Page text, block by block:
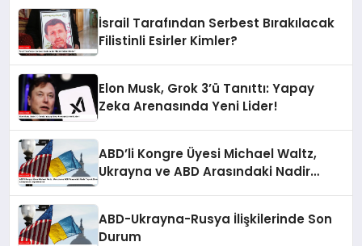
İsrail Tarafından Serbest Bırakılacak
Filistinli Esirler Kimler?
Elon Musk, Grok 3’ü Tanıttı: Yapay
Zeka Arenasında Yeni Lider!
ABD’li Kongre Üyesi Michael Waltz,
Ukrayna ve ABD Arasındaki Nadir
ABD-Ukrayna-Rusya İlişkilerinde Son
Durum